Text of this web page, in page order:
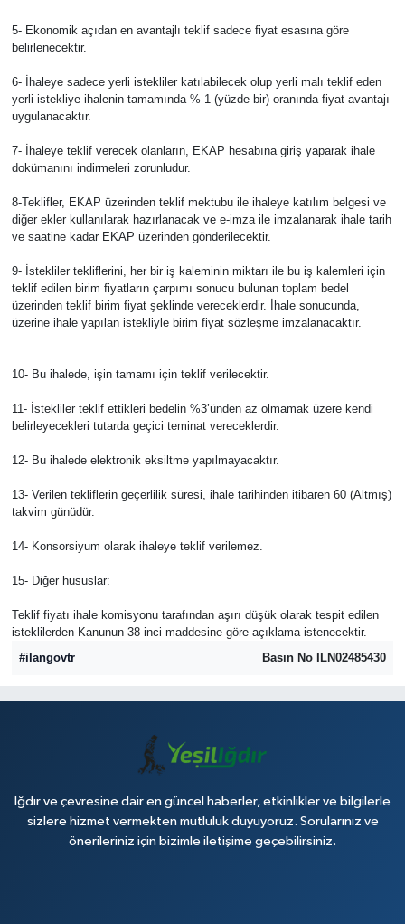
5- Ekonomik açıdan en avantajlı teklif sadece fiyat esasına göre
belirlenecektir.
6- İhaleye sadece yerli istekliler katılabilecek olup yerli malı teklif eden
yerli istekliye ihalenin tamamında % 1 (yüzde bir) oranında fiyat avantajı
uygulanacaktır.
7- İhaleye teklif verecek olanların, EKAP hesabına giriş yaparak ihale
dokümanını indirmeleri zorunludur.
8-Teklifler, EKAP üzerinden teklif mektubu ile ihaleye katılım belgesi ve
diğer ekler kullanılarak hazırlanacak ve e-imza ile imzalanarak ihale tarih
ve saatine kadar EKAP üzerinden gönderilecektir.
9- İstekliler tekliflerini, her bir iş kaleminin miktarı ile bu iş kalemleri için
teklif edilen birim fiyatların çarpımı sonucu bulunan toplam bedel
üzerinden teklif birim fiyat şeklinde vereceklerdir. İhale sonucunda,
üzerine ihale yapılan istekliyle birim fiyat sözleşme imzalanacaktır.
10- Bu ihalede, işin tamamı için teklif verilecektir.
11- İstekliler teklif ettikleri bedelin %3’ünden az olmamak üzere kendi
belirleyecekleri tutarda geçici teminat vereceklerdir.
12- Bu ihalede elektronik eksiltme yapılmayacaktır.
13- Verilen tekliflerin geçerlilik süresi, ihale tarihinden itibaren 60 (Altmış)
takvim günüdür.
14- Konsorsiyum olarak ihaleye teklif verilemez.
15- Diğer hususlar:
Teklif fiyatı ihale komisyonu tarafından aşırı düşük olarak tespit edilen
isteklilerden Kanunun 38 inci maddesine göre açıklama istenecektir.
#ilangovtr
Basın No ILN02485430
Iğdır ve çevresine dair en güncel haberler, etkinlikler ve bilgilerle
sizlere hizmet vermekten mutluluk duyuyoruz. Sorularınız ve
önerileriniz için bizimle iletişime geçebilirsiniz.